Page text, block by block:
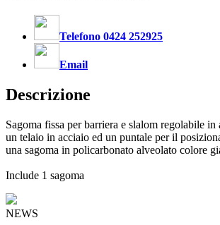
Telefono 0424 252925
Email
Descrizione
Sagoma fissa per barriera e slalom regolabile in
un telaio in acciaio ed un puntale per il
una sagoma in policarbonato alveolato colore
Include 1 sagoma
NEWS